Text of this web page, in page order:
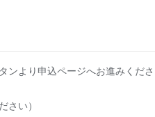
より申込ページへお進みくださ
さい）